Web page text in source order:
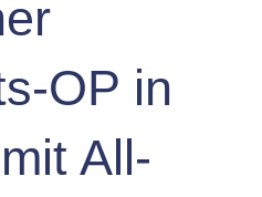
OP in
All-